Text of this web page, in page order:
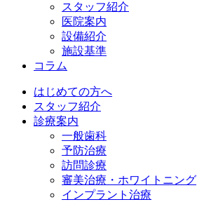
スタッフ紹介
医院案内
設備紹介
施設基準
コラム
はじめての方へ
スタッフ紹介
診療案内
一般歯科
予防治療
訪問診療
審美治療・ホワイトニング
インプラント治療